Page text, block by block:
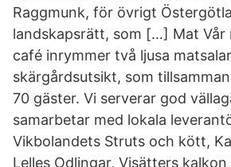
Raggmunk, för övrigt
landskapsrätt, som […] Mat Vår
café inrymmer två ljusa
skärgårdsutsikt, som
70 gäster. Vi serverar god
samarbetar med lokala
Vikbolandets Struts och kött,
Lelles Odlingar, Visätters